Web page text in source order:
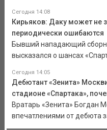
Сегодня 14:08
Кирьяков: Даку может не
периодически ошибаются
Бывший нападающий
высказался о шансах
Сегодня 14:05
Дебютант «Зенита»
стадионе «Спартака»,
Вратарь «Зенита» Богдан
впечатлениями от дебюта